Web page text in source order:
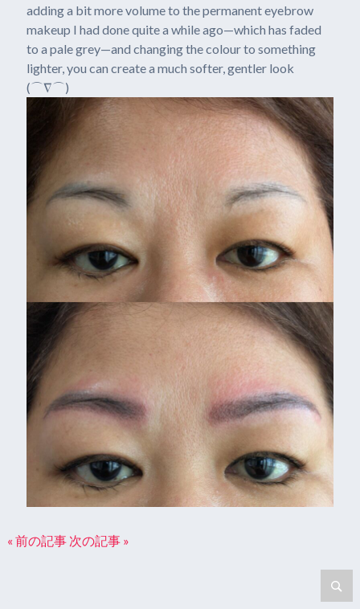
adding a bit more volume to the permanent eyebrow
makeup I had done quite a while ago—which has faded
to a pale grey—and changing the colour to something
lighter, you can create a much softer, gentler look
(⌒∇⌒)
« 前の記事 次の記事 »